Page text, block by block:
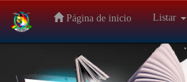
Salir
Página de inicio Listar